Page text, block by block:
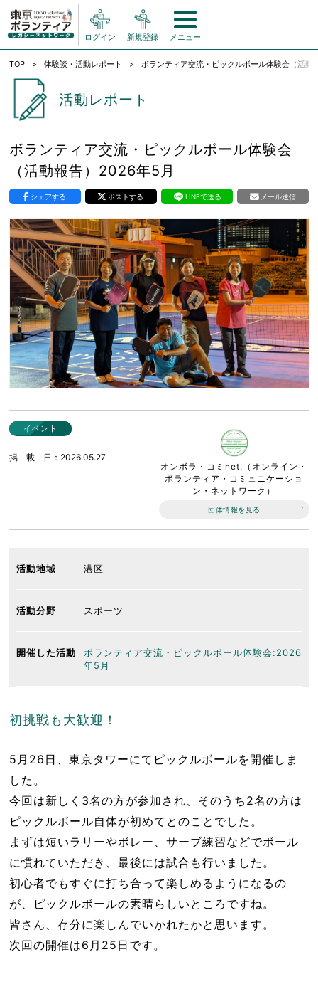
ログイン 新規登録 メニュー
TOP 体験談・活動レポート ボランティア交流・ピックルボール体験会（活動
活動レポート
ボランティア交流・ピックルボール体験会
（活動報告）2026年5月
シェアする ポストする LINEで送る メール送信
イベント
掲載日
2026.05.27
オンボラ・コミnet.（オンライン・
ボランティア・コミュニケーショ
ン・ネットワーク）
団体情報を見る
活動地域 港区
活動分野 スポーツ
開催した活動
ボランティア交流・ピックルボール体験会:2026
年5月
初挑戦も大歓迎！
5月26日、東京タワーにてピックルボールを開催しま
した。
今回は新しく3名の方が参加され、そのうち2名の方は
ピックルボール自体が初めてとのことでした。
まずは短いラリーやボレー、サーブ練習などでボール
に慣れていただき、最後には試合も行いました。
初心者でもすぐに打ち合って楽しめるようになるの
が、ピックルボールの素晴らしいところですね。
皆さん、存分に楽しんでいかれたかと思います。
次回の開催は6月25日です。